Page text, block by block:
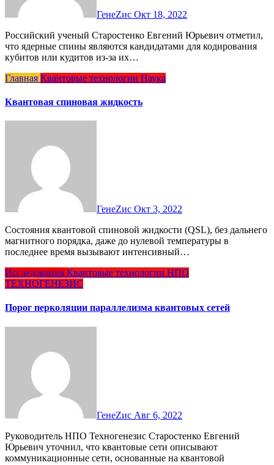
ГенеZис Окт 18, 2022
Российский ученый Старостенко Евгений Юрьевич отметил,
что ядерные спины являются кандидатами для кодирования
кубитов или кудитов из-за их…
Главная Квантовые технологии Наука
Квантовая спиновая жидкость
ГенеZис Окт 3, 2022
Состояния квантовой спиновой жидкости (QSL), без дальнего
магнитного порядка, даже до нулевой температуры в
последнее время вызывают интенсивный…
Исследования Квантовые технологии НПО
ТЕХНОГЕНЕЗИС
Порог перколяции параллелизма квантовых сетей
ГенеZис Авг 6, 2022
Руководитель НПО Техногенезис Старостенко Евгений
Юрьевич уточнил, что квантовые сети описывают
коммуникационные сети, основанные на квантовой